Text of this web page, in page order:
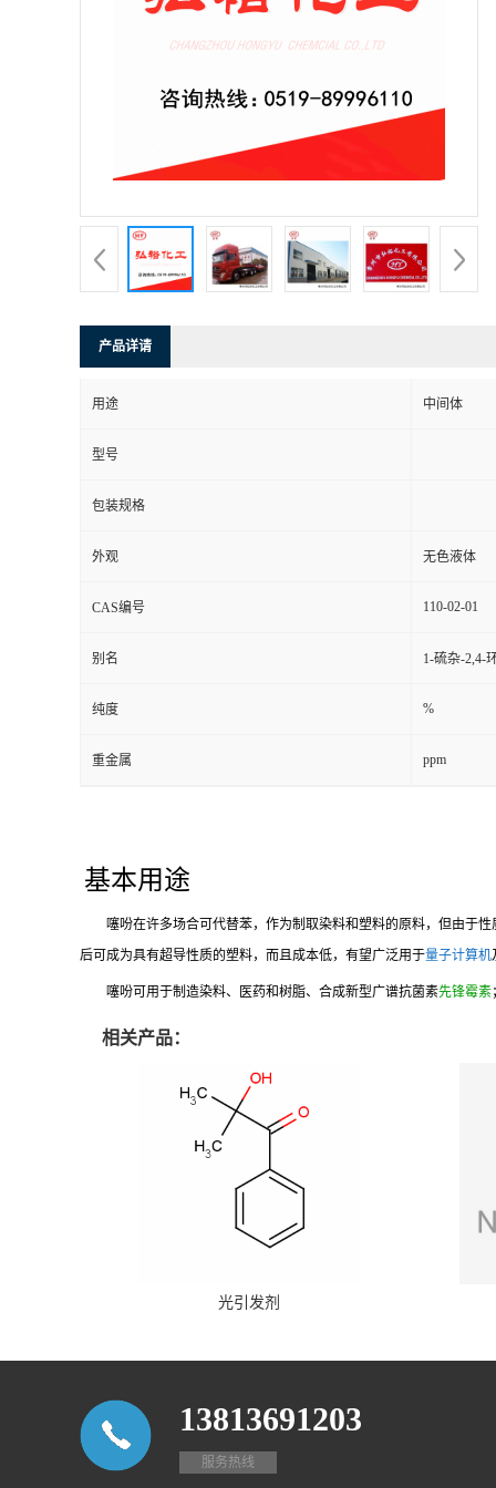
产品详请
用途 中间体
型号
包装规格
外观 无色液体
CAS编号 110-02-01
别名 1-硫杂-2,4-
纯度 %
重金属 ppm
基本用途
噻吩在许多场合可代替苯，作为制取染料和塑料的原料，但由于
后可成为具有超导性质的塑料，而且成本低，有望广泛用于量子计算机
噻吩可用于制造染料、医药和树脂、合成新型广谱抗菌素先锋霉素
相关产品：
光引发剂
13813691203
服务热线